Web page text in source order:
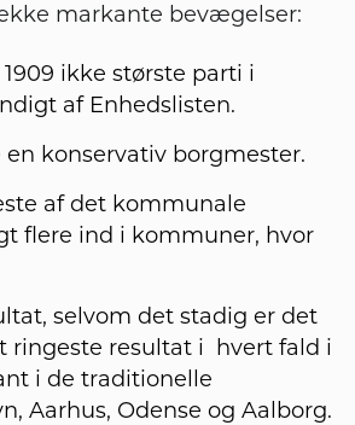
markante bevægelser:
ikke største parti i
af Enhedslisten.
konservativ borgmester.
af det kommunale
flere ind i kommuner, hvor
selvom det stadig er det
ringeste resultat i hvert fald i
i de traditionelle
Aarhus, Odense og Aalborg.